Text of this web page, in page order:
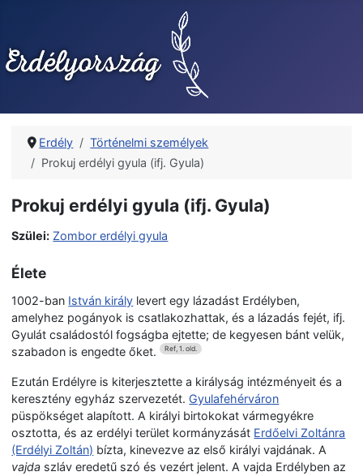
Erdély
Történelmi személyek
Prokuj erdélyi gyula (ifj. Gyula)
Prokuj erdélyi gyula (ifj. Gyula)
Szülei: Zombor erdélyi gyula
Élete
1002-ban István király levert egy lázadást Erdélyben,
amelyhez pogányok is csatlakozhattak, és a lázadás fejét, ifj.
Gyulát családostól fogságba ejtette; de kegyesen bánt velük,
szabadon is engedte őket. Ref, 1. old.
Ezután Erdélyre is kiterjesztette a királyság intézményeit és a
keresztény egyház szervezetét.Gyulafehérváron
püspökséget alapított. A királyi birtokokat vármegyékre
osztotta, és az erdélyi terület kormányzását Erdőelvi Zoltánra
(Erdélyi Zoltán) bízta, kinevezve az első királyi vajdának. A
vajda szláv eredetű szó és vezért jelent. A vajda Erdélyben az